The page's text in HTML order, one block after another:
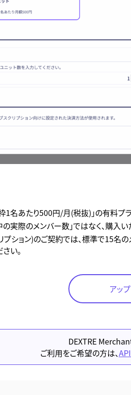
1名あたり500円/月(税抜)」の有料プラ
実際のメンバー数」ではなく、購入い
ション)のご契約では、標準で15名
い。
アッ
DEXTRE
ご利用をご希望の方は、